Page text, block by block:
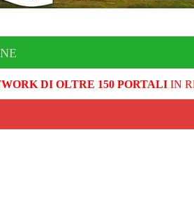
DI OLTRE 150 PORTALIIN